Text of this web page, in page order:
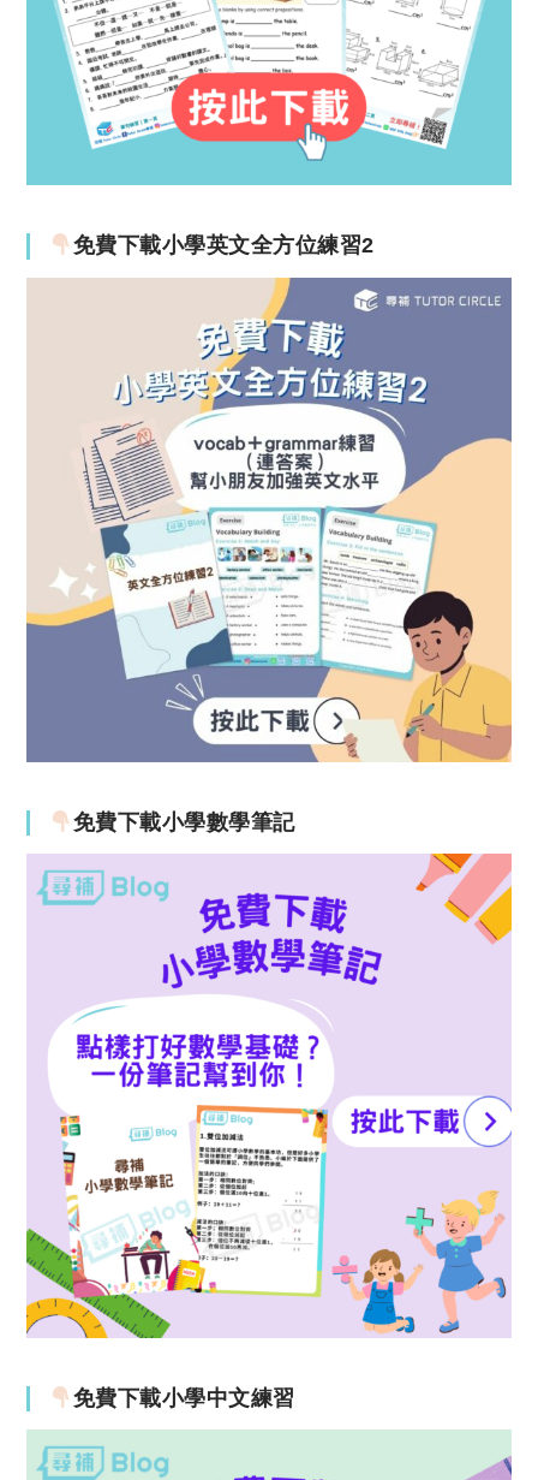
免費下載小學英文全方位練習2
免費下載小學數學筆記
免費下載小學中文練習